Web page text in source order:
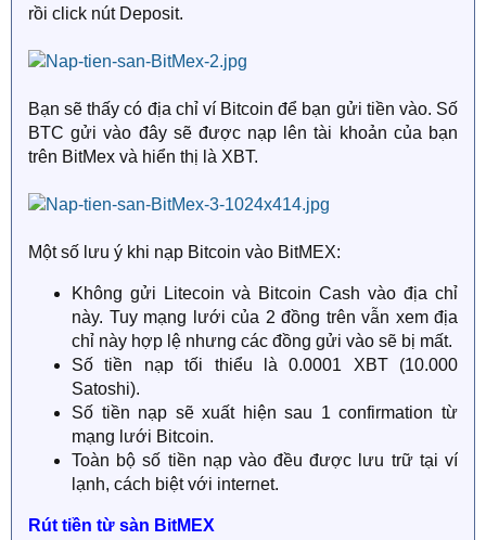
rồi click nút Deposit.
Bạn sẽ thấy có địa chỉ ví Bitcoin để bạn gửi tiền vào. Số
BTC gửi vào đây sẽ được nạp lên tài khoản của bạn
trên BitMex và hiển thị là XBT.
Một số lưu ý khi nạp Bitcoin vào BitMEX:
Không gửi Litecoin và Bitcoin Cash vào địa chỉ
này. Tuy mạng lưới của 2 đồng trên vẫn xem địa
chỉ này hợp lệ nhưng các đồng gửi vào sẽ bị mất.
Số tiền nạp tối thiểu là 0.0001 XBT (10.000
Satoshi).
Số tiền nạp sẽ xuất hiện sau 1 confirmation từ
mạng lưới Bitcoin.
Toàn bộ số tiền nạp vào đều được lưu trữ tại ví
lạnh, cách biệt với internet.
Rút tiền từ sàn BitMEX